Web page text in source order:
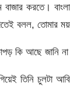
বাজার করতে।
বলল,
কি আছে জানি
তিনি চুলটা